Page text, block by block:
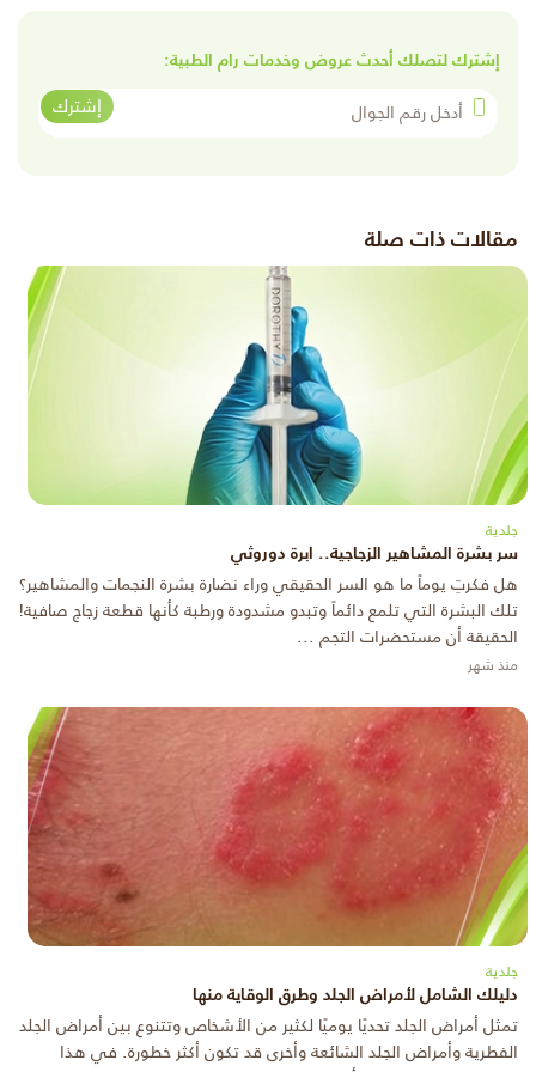
إشترك لتصلك أحدث عروض وخدمات رام الطبية:
أدخل رقم الجوال
إشترك
مقالات ذات صلة
جلدية
سر بشرة المشاهير الزجاجية.. ابرة دوروثي
هل فكرتِ يوماً ما هو السر الحقيقي وراء نضارة بشرة النجمات والمشاهير؟
تلك البشرة التي تلمع دائماً وتبدو مشدودة ورطبة كأنها قطعة زجاج صافية!
الحقيقة أن مستحضرات التجم ...
منذ شهر
جلدية
دليلك الشامل لأمراض الجلد وطرق الوقاية منها
تمثل أمراض الجلد تحديًا يوميًا لكثير من الأشخاص وتتنوع بين أمراض الجلد
الفطرية وأمراض الجلد الشائعة وأخرى قد تكون أكثر خطورة. في هذا